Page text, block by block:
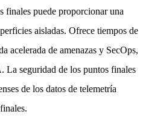
finales puede proporcionar una
aisladas. Ofrece tiempos de
acelerada de amenazas y SecOps,
La seguridad de los puntos finales
de los datos de telemetría